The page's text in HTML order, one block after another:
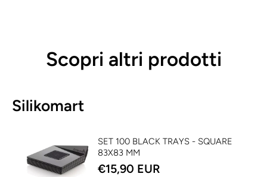
Scopri altri prodotti
Silikomart
SET 100 BLACK TRAYS - SQUARE
83X83 MM
€15,90 EUR